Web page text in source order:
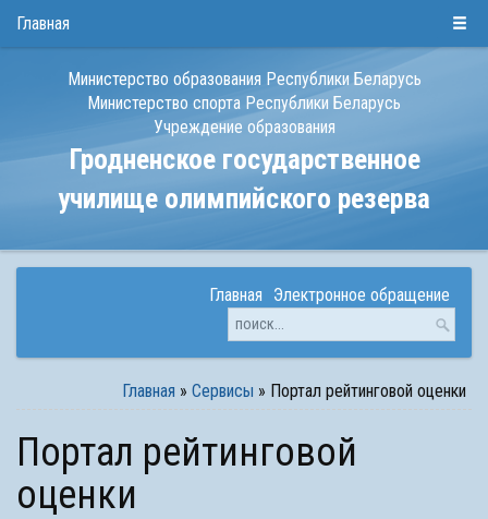
ENG
Министерство образования Республики Беларусь
Министерство спорта Республики Беларусь
Учреждение образования
Гродненское государственное
училище олимпийского резерва
Главная Электронное обращение
Главная » Сервисы » Портал рейтинговой оценки
Портал рейтинговой
оценки
Главная